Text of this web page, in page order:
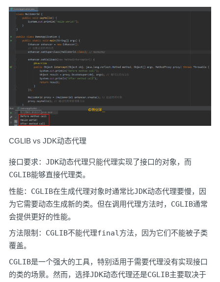
CGLIB vs JDK动态代理
接口要求： JDK动态代理只能代理实现了接口的对象，而
CGLIB能够直接代理类。
性能： CGLIB在生成代理对象时通常比JDK动态代理要慢，因
为它需要动态生成新的类。但在调用代理方法时， CGLIB通常
会提供更好的性能。
方法限制： CGLIB不能代理final方法，因为它们不能被子类
覆盖。
CGLIB是一个强大的工具，特别适用于需要代理没有实现接口
的类的场景。然而，选择JDK动态代理还是CGLIB主要取决于